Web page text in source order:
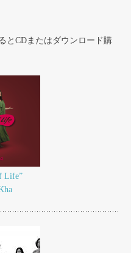
CDまたはダウンロード購
Life”